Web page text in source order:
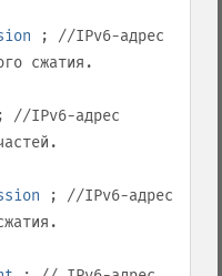
; //IPv6-адрес
сжатия.
//IPv6-адрес
; //IPv6-адрес